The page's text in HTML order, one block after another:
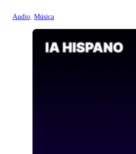
Audio, Música